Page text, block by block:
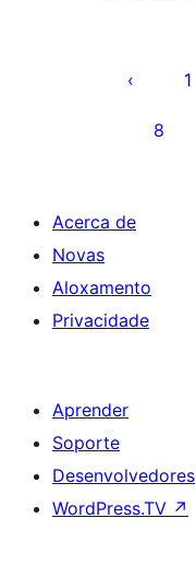
1
8
Acerca de
Novas
Aloxamento
Privacidade
Aprender
Soporte
Desenvolvedores
WordPress.TV ↗